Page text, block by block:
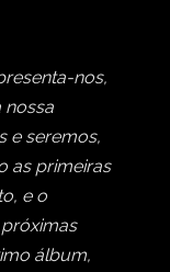
nos,
nossa
e seremos,
as primeiras
e o
álbum,